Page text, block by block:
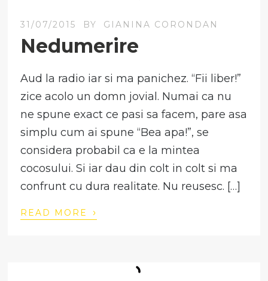
31/07/2015 BY GIANINA CORONDAN
Nedumerire
Aud la radio iar si ma panichez. “Fii liber!”
zice acolo un domn jovial. Numai ca nu
ne spune exact ce pasi sa facem, pare asa
simplu cum ai spune “Bea apa!”, se
considera probabil ca e la mintea
cocosului. Si iar dau din colt in colt si ma
confrunt cu dura realitate. Nu reusesc. […]
READ MORE ›